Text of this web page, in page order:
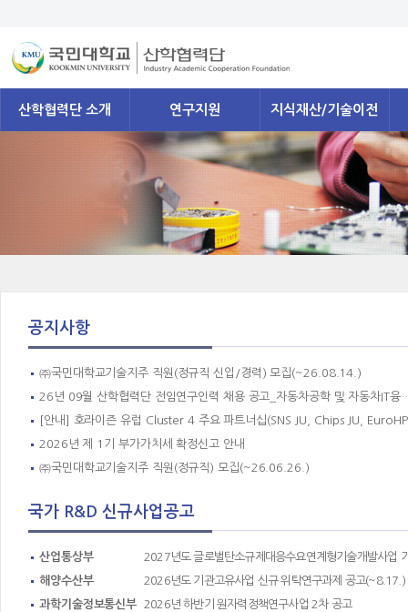
산학협력단 소개 연구지원 지식재산/기술이전
공지사항
㈜국민대학교기술지주 직원(정규직 신입/경력) 모집(~26.08.14.)
26년 09월 산학협력단 전임연구인력 채용 공고_자동차공학 및 자동차IT융
[안내] 호라이즌 유럽 Cluster 4 주요 파트너십(SNS JU, Chips JU,
2026년 제 1기 부가가치세 확정신고 안내
㈜국민대학교기술지주 직원(정규직) 모집(~26.06.26.)
국가 R&D 신규사업공고
산업통상부
2027년도 글로벌탄소규제대응수요연계형기술개발사업
해양수산부
2026년도 기관고유사업 신규 위탁연구과제 공고(~8.17.)
과학기술정보통신부
2026년 하반기 원자력정책연구사업 2차 공고